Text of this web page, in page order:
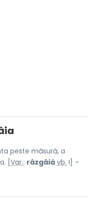
peste măsură, a
[ Var.: râzgâiá vb. I] –